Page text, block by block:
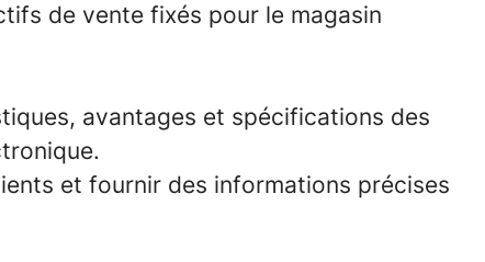
de vente fixés pour le magasin
avantages et spécifications des
et fournir des informations précises